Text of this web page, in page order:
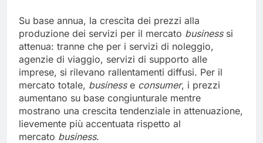
Su base annua, la crescita dei prezzi alla
produzione dei servizi per il mercato businesssi
attenua: tranne che per i servizi di noleggio,
agenzie di viaggio, servizi di supporto alle
imprese, si rilevano rallentamenti diffusi. Per il
mercato totale, businesse consumer, i prezzi
aumentano su base congiunturale mentre
mostrano una crescita tendenziale in attenuazione,
lievemente più accentuata rispetto al
mercato business.